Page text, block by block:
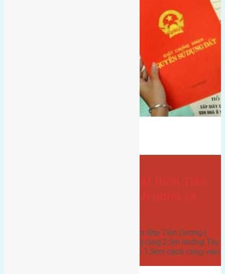
Cần bán 42m2(6×7) đất thôn Tiên
Kha Tiên Dương ( cạch ubnd xã
Cần bán 42m2(6x7) đất thôn Tiên Kha Tiên Dương (
cạch ubnd xã Tiên Dương ) đường rộng 2,5m hướng Tây
Nam cách đường Võ Nguyên Giáp 1,5km cách công viên